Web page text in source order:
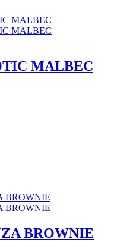
MALBEC
BROWNIE